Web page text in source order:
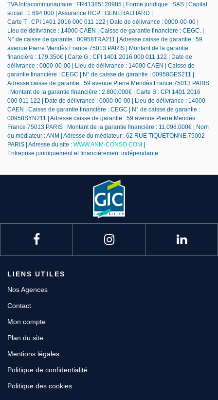
TVA Intracommunautaire : FR41385120985 | Forme juridique : SAS | Capital
social : 1 694 000 | Assurance RCP : GENERALI IARD |
Carte T : CPI 1401 2016 000 011 122 | Date de délivrance : 0000-00-00 |
Lieu de délivrance : 14000 CAEN | Caisse de garantie financière : CEGC. |
N° de caisse de garantie : 00958TRA211 | Adresse caisse de garantie : 59
avenue Pierre Mendès France 75013 PARIS | Montant de la garantie
financière : 179.350€ | Carte G : CPI 1401 2016 000 011 122 | Date de
délivrance : 0000-00-00 | Lieu de délivrance : 14000 CAEN | Caisse de
garantie financière : CEGC | N° de caisse de garantie : 00958GES211 |
Adresse caisse de garantie : 59 avenue Pierre Mendès France 75013 PARIS
| Montant de la garantie financière : 2.800.000€ | Carte S : CPI 1401 2016
000 011 122 | Date de délivrance : 0000-00-00 | Lieu de délivrance : 14000
CAEN | Caisse de garantie financière : CEGC | N° de caisse de garantie :
00958SYN211 | Adresse caisse de garantie : 59 avenue Pierre Mendès
France 75013 PARIS | Montant de la garantie financière : 11.098.000€ | Nom
du médiateur : ANM | Adresse du médiateur : 62 RUE TIQUETONNE 75002
PARIS | Adresse du site : WWW.ANM-CONSO.COM
Entreprise juridiquement et financièrement indépendante
LIENS UTILES
Nos Agences
Contact
Mon compte
Plan du site
Mentions légales
Politique de confidentialité
Politique des cookies